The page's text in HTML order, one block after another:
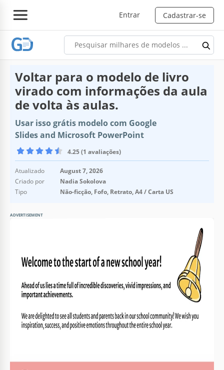
Entrar Cadastrar-se
Voltar para o modelo de livro
virado com informações da aula
de volta às aulas.
Usar isso grátis modelo com Google
Slides and Microsoft PowerPoint
4.25 (1 avaliações)
Atualizado
August 7, 2026
Criado por
Nadia Sokolova
Tipo
Não-ficção, Fofo, Retrato, A4 / Carta US
ADVERTISEMENT